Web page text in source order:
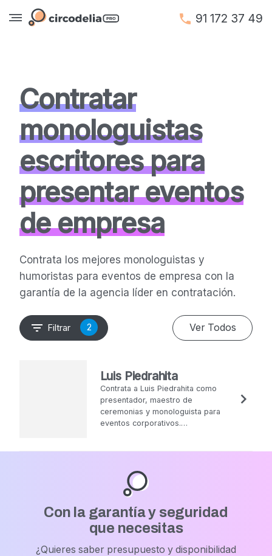
91 172 37 49
Contratar
monologuistas
escritores para
presentar eventos
de empresa
Contrata los mejores monologuistas y
humoristas para eventos de empresa con la
garantía de la agencia líder en contratación.
Filtrar 2 Ver Todos
Luis Piedrahita
Contrata a Luis Piedrahita como
presentador, maestro de
ceremonias y monologuista para
eventos corporativos.
Con la garantía y seguridad
que necesitas
¿Quieres saber presupuesto y disponibilidad